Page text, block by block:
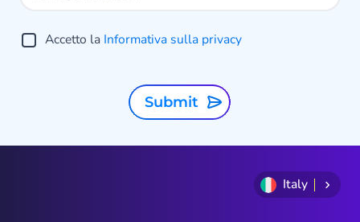
Accetto la Informativa sulla privacy
Submit
Italy